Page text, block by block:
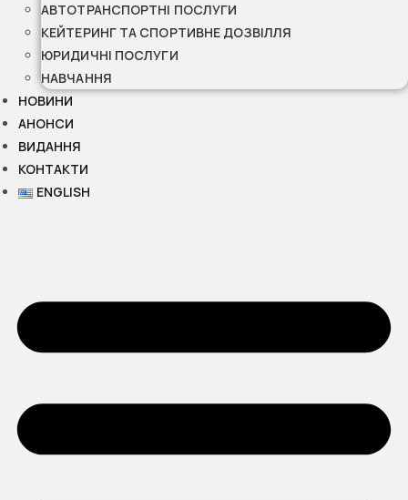
АВТОТРАНСПОРТНІ ПОСЛУГИ
КЕЙТЕРИНГ ТА СПОРТИВНЕ ДОЗВІЛЛЯ
ЮРИДИЧНІ ПОСЛУГИ
НАВЧАННЯ
НОВИНИ
АНОНСИ
ВИДАННЯ
КОНТАКТИ
ENGLISH